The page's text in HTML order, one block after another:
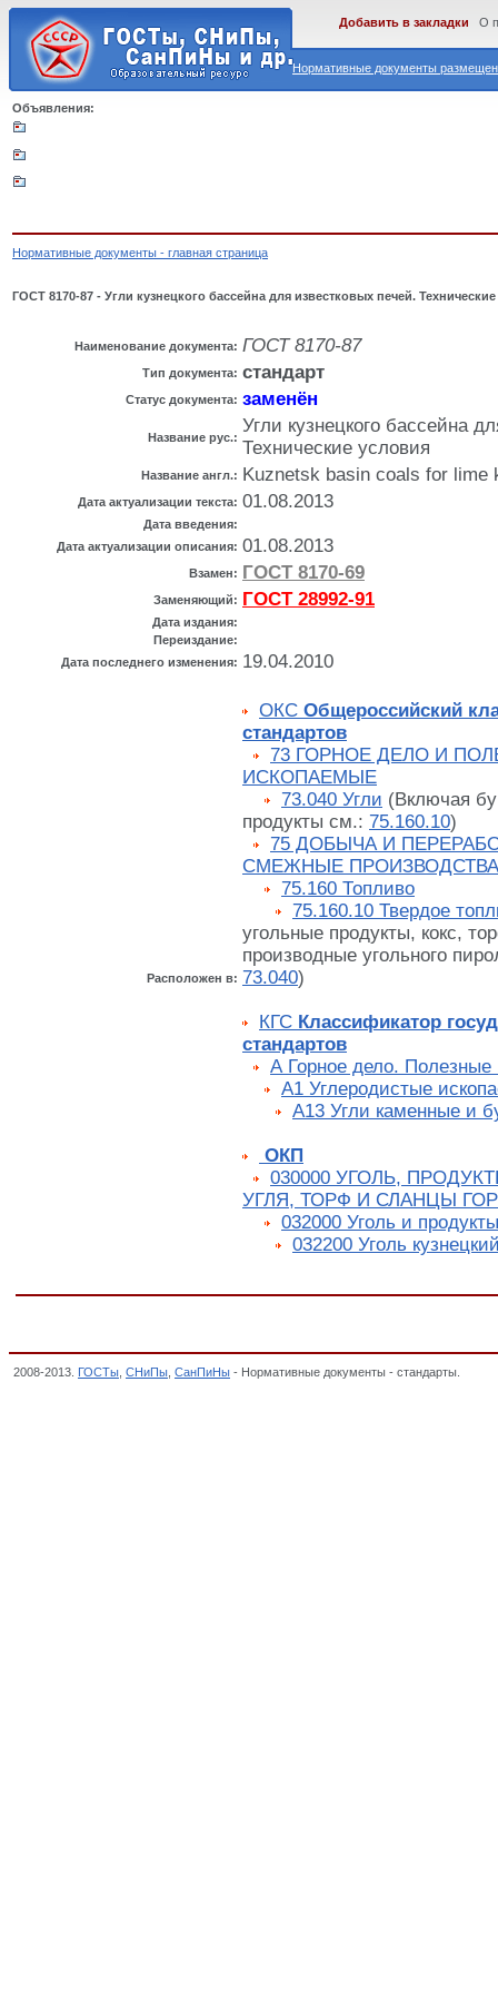
Нормативные документы
Добавить в закладки О
Объявления:
Нормативные документы - главная страница
ГОСТ 8170-87 - Угли кузнецкого бассейна для известковых печей.
Наименование документа: ГОСТ 8170-87
Тип документа: стандарт
Статус документа: заменён
Название рус.:
Угли кузнецкого бассейна
Технические условия
Название англ.: Kuznetsk basin coals for lime
Дата актуализации текста: 01.08.2013
Дата введения:
Дата актуализации описания: 01.08.2013
Взамен: ГОСТ 8170-69
Заменяющий: ГОСТ 28992-91
Дата издания:
Переиздание:
Дата последнего изменения: 19.04.2010
Расположен в:
ОКС Общероссийский
стандартов
73 ГОРНОЕ ДЕЛО И
ИСКОПАЕМЫЕ
73.040 Угли (Включая
продукты см.: 75.160.10)
75 ДОБЫЧА И
СМЕЖНЫЕ ПРОИЗВОДСТВА
75.160 Топливо
75.160.10 Твердое
угольные продукты, кокс,
производные угольного
73.040)
КГС Классификатор
стандартов
А Горное дело. Полезные
А1 Углеродистые
А13 Угли каменные и
ОКП
030000 УГОЛЬ,
УГЛЯ, ТОРФ И СЛАНЦЫ
032000 Уголь и
032200 Уголь
2008-2013. ГОСТы СНиПы СанПиНы - Нормативные документы - стандарты.